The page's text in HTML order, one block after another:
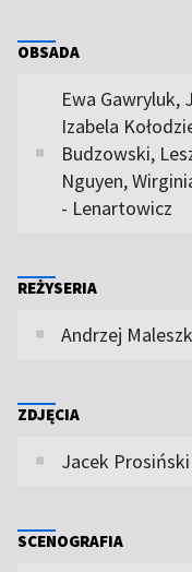
OBSADA
Ewa Gawryluk,
Izabela
Budzowski,
Nguyen,
- Lenartowicz
REŻYSERIA
Andrzej
ZDJĘCIA
Jacek Prosiński
SCENOGRAFIA